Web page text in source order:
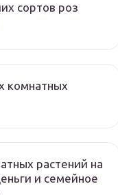
сортов роз
комнатных
растений на
и семейное